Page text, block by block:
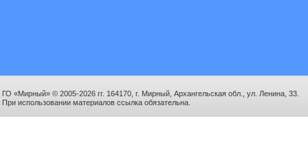
ГО «Мирный» © 2005-2026 гг. 164170, г. Мирный, Архангельская обл., ул. Ленина, 33.
При использовании материалов ссылка обязательна.